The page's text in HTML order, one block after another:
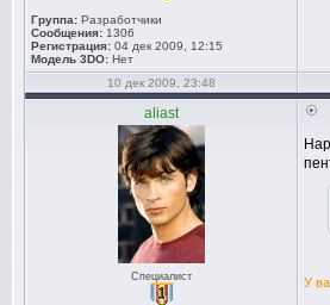
Группа: Разработчики
Сообщения: 1306
Регистрация: 04 дек 2009, 12:15
Модель 3DO: Нет
10 дек 2009, 23:48
aliast
Специалист У